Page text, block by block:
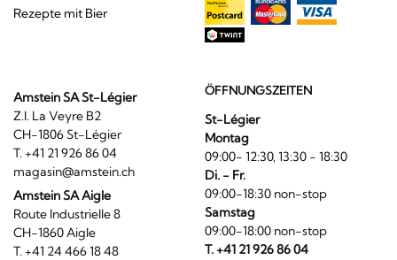
Rezepte mit Bier
Amstein SA St-Légier
Z.I. La Veyre B2
CH-1806 St-Légier
T. +41 21 926 86 04
magasin@amstein.ch
Amstein SA Aigle
Route Industrielle 8
CH-1860 Aigle
T. +41 24 466 18 48
ÖFFNUNGSZEITEN
St-Légier
Montag
09:00- 12:30, 13:30 - 18:30
Di. - Fr.
09:00-18:30 non-stop
Samstag
09:00-18:00 non-stop
T. +41 21 926 86 04